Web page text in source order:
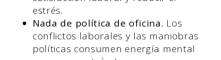
estrés.
Nada de política de oficina. Los
conflictos laborales y las maniobras
políticas consumen energía mental